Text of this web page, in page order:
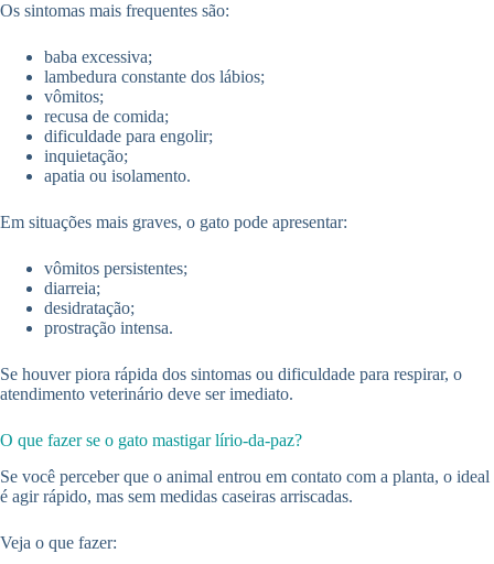
Os sintomas mais frequentes são:
baba excessiva;
lambedura constante dos lábios;
vômitos;
recusa de comida;
dificuldade para engolir;
inquietação;
apatia ou isolamento.
Em situações mais graves, o gato pode apresentar:
vômitos persistentes;
diarreia;
desidratação;
prostração intensa.
Se houver piora rápida dos sintomas ou dificuldade para respirar, o
atendimento veterinário deve ser imediato.
O que fazer se o gato mastigar lírio-da-paz?
Se você perceber que o animal entrou em contato com a planta, o ideal
é agir rápido, mas sem medidas caseiras arriscadas.
Veja o que fazer: